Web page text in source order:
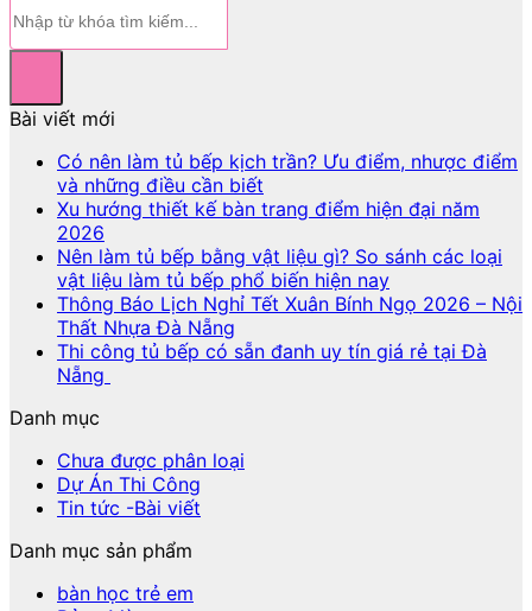
Bài viết mới
Có nên làm tủ bếp kịch trần? Ưu điểm, nhược điểm
và những điều cần biết
Xu hướng thiết kế bàn trang điểm hiện đại năm
2026
Nên làm tủ bếp bằng vật liệu gì? So sánh các loại
vật liệu làm tủ bếp phổ biến hiện nay
Thông Báo Lịch Nghỉ Tết Xuân Bính Ngọ 2026 – Nội
Thất Nhựa Đà Nẵng
Thi công tủ bếp có sẵn đanh uy tín giá rẻ tại Đà
Nẵng
Danh mục
Chưa được phân loại
Dự Án Thi Công
Tin tức -Bài viết
Danh mục sản phẩm
bàn học trẻ em